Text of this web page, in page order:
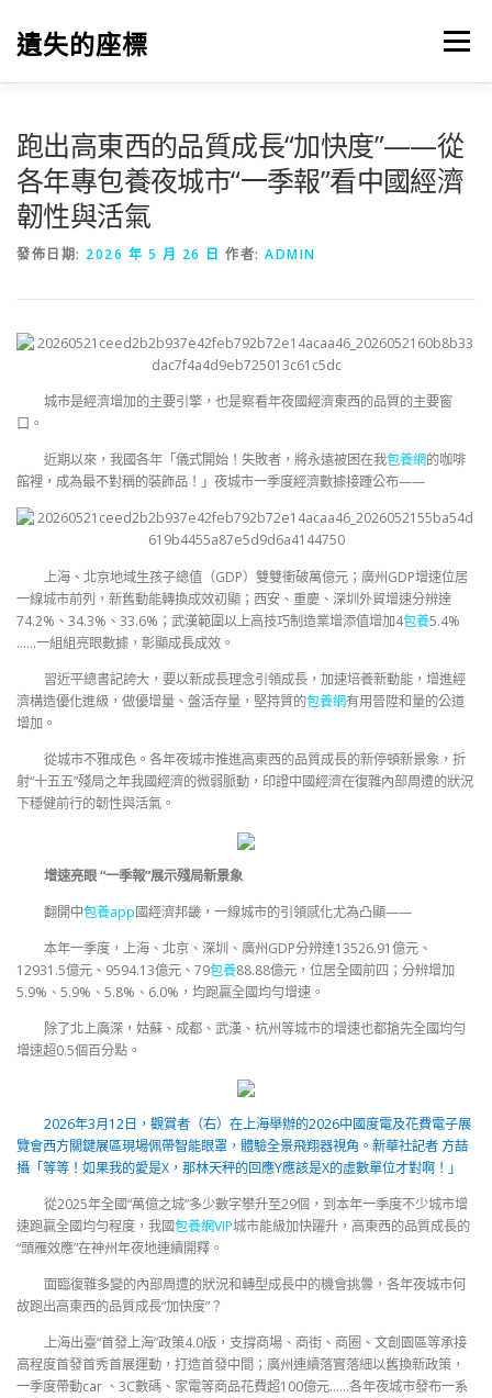
遺失的座標 選單
跑出高東西的品質成長“加快度”——從
各年專包養夜城市“一季報”看中國經濟
韌性與活氣
發佈日期: 2026 年 5 月 26 日 作者: ADMIN
城市是經濟增加的主要引擎，也是察看年夜國經濟東西的品質的主要窗
口。
近期以來，我國各年「儀式開始！失敗者，將永遠被困在我包養網的咖啡
館裡，成為最不對稱的裝飾品！」夜城市一季度經濟數據接踵公布——
上海、北京地域生孩子總值（GDP）雙雙衝破萬億元；廣州GDP增速位居
一線城市前列，新舊動能轉換成效初顯；西安、重慶、深圳外貿增速分辨達
74.2%、34.3%、33.6%；武漢範圍以上高技巧制造業增添值增加4包養5.4%
……一組組亮眼數據，彰顯成長成效。
習近平總書記誇大，要以新成長理念引領成長，加速培養新動能，增進經
濟構造優化進級，做優增量、盤活存量，堅持質的包養網有用晉陞和量的公道
增加。
從城市不雅成色。各年夜城市推進高東西的品質成長的新停頓新景象，折
射“十五五”殘局之年我國經濟的微弱脈動，印證中國經濟在復雜內部周遭的狀況
下穩健前行的韌性與活氣。
增速亮眼 “一季報”展示殘局新景象
翻開中包養app國經濟邦畿，一線城市的引領感化尤為凸顯——
本年一季度，上海、北京、深圳、廣州GDP分辨達13526.91億元、
12931.5億元、9594.13億元、79包養88.88億元，位居全國前四；分辨增加
5.9%、5.9%、5.8%、6.0%，均跑贏全國均勻增速。
除了北上廣深，姑蘇、成都、武漢、杭州等城市的增速也都搶先全國均勻
增速超0.5個百分點。
2026年3月12日，觀賞者（右）在上海舉辦的2026中國度電及花費電子展
覽會西方關鍵展區現場佩帶智能眼罩，體驗全景飛翔器視角。新華社記者 方喆
攝「等等！如果我的愛是X，那林天秤的回應Y應該是X的虛數單位才對啊！」
從2025年全國“萬億之城”多少數字攀升至29個，到本年一季度不少城市增
速跑贏全國均勻程度，我國包養網VIP城市能級加快躍升，高東西的品質成長的
“頭雁效應”在神州年夜地連續開釋。
面臨復雜多變的內部周遭的狀況和轉型成長中的機會挑釁，各年夜城市何
故跑出高東西的品質成長“加快度”？
上海出臺“首發上海”政策4.0版，支撐商場、商街、商圈、文創園區等承接
高程度首發首秀首展運動，打造首發中間；廣州連續落實落細以舊換新政策，
一季度帶動car 、3C數碼、家電等商品花費超100億元……各年夜城市發布一系